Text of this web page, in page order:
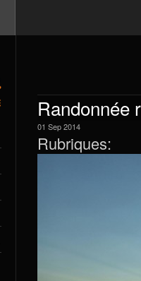
Randonnée
01 Sep2014
Rubriques: